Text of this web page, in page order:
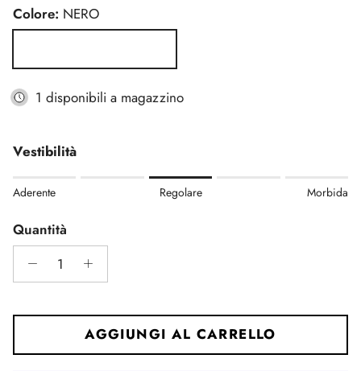
Colore: NERO
1 disponibili a magazzino
Vestibilità
Rating of 1 means Aderente.
Rating of 5 means Morbida.
The rating of this product for "" is 3.
Aderente Regolare Morbida
Quantità
AGGIUNGI AL CARRELLO